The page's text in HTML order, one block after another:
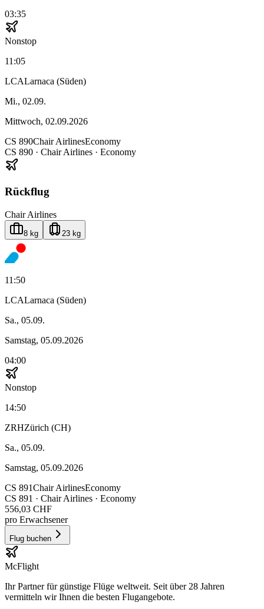
03:35
Nonstop
11:05
LCALarnaca (Süden)
Mi., 02.09.
Mittwoch, 02.09.2026
CS 890Chair AirlinesEconomy
CS 890 · Chair Airlines · Economy
Rückflug
Chair Airlines
8 kg 23 kg
11:50
LCALarnaca (Süden)
Sa., 05.09.
Samstag, 05.09.2026
04:00
Nonstop
14:50
ZRHZürich (CH)
Sa., 05.09.
Samstag, 05.09.2026
CS 891Chair AirlinesEconomy
CS 891 · Chair Airlines · Economy
556,03 CHF
pro Erwachsener
Flug buchen
McFlight
Ihr Partner für günstige Flüge weltweit. Seit über 28 Jahren
vermitteln wir Ihnen die besten Flugangebote.